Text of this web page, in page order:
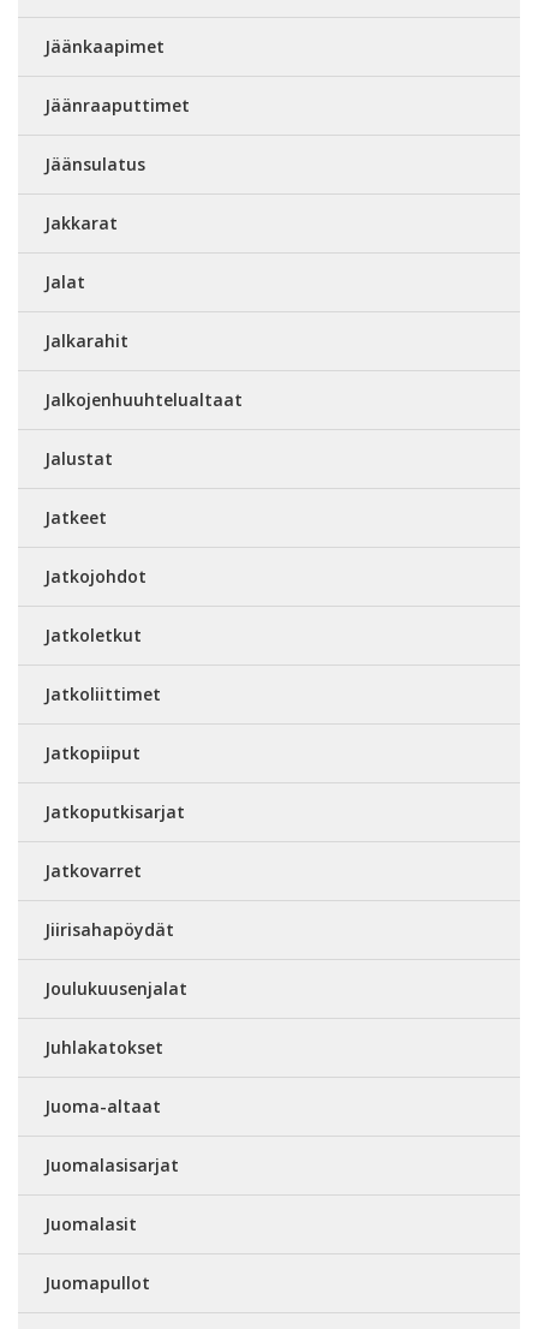
Jäänkaapimet
Jäänraaputtimet
Jäänsulatus
Jakkarat
Jalat
Jalkarahit
Jalkojenhuuhtelualtaat
Jalustat
Jatkeet
Jatkojohdot
Jatkoletkut
Jatkoliittimet
Jatkopiiput
Jatkoputkisarjat
Jatkovarret
Jiirisahapöydät
Joulukuusenjalat
Juhlakatokset
Juoma-altaat
Juomalasisarjat
Juomalasit
Juomapullot